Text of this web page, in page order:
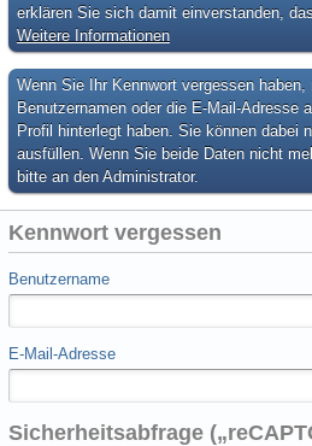
erklären Sie sich damit einverstanden,
Weitere Informationen
Wenn Sie Ihr Kennwort vergessen
Benutzernamen oder die E-Mail-Adresse
Profil hinterlegt haben. Sie können dabei
ausfüllen. Wenn Sie beide Daten nicht
bitte an den Administrator.
Kennwort vergessen
Benutzername
E-Mail-Adresse
Sicherheitsabfrage